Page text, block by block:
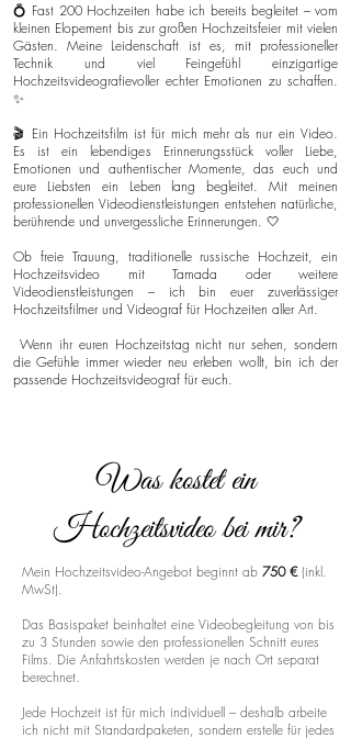
💍 Fast 200 Hochzeiten habe ich bereits begleitet – vom
kleinen Elopement bis zur großen Hochzeitsfeier mit vielen
Gästen. Meine Leidenschaft ist es, mit professioneller
Technik und viel Feingefühl einzigartige
Hochzeitsvideografievoller echter Emotionen zu schaffen.
✨
🎬 Ein Hochzeitsfilm ist für mich mehr als nur ein Video.
Es ist ein lebendiges Erinnerungsstück voller Liebe,
Emotionen und authentischer Momente, das euch und
eure Liebsten ein Leben lang begleitet. Mit meinen
professionellen Videodienstleistungen entstehen natürliche,
berührende und unvergessliche Erinnerungen. 🤍
Ob freie Trauung, traditionelle russische Hochzeit, ein
Hochzeitsvideo mit Tamada oder weitere
Videodienstleistungen – ich bin euer zuverlässiger
Hochzeitsfilmer und Videograf für Hochzeiten aller Art.
Wenn ihr euren Hochzeitstag nicht nur sehen, sondern
die Gefühle immer wieder neu erleben wollt, bin ich der
passende Hochzeitsvideograf für euch.
Was kostet ein
Hochzeitsvideo bei mir?
Mein Hochzeitsvideo-Angebot beginnt ab 750 € (inkl.
MwSt).
Das Basispaket beinhaltet eine Videobegleitung von bis
zu 3 Stunden sowie den professionellen Schnitt eures
Films. Die Anfahrtskosten werden je nach Ort separat
berechnet.
Jede Hochzeit ist für mich individuell – deshalb arbeite
ich nicht mit Standardpaketen, sondern erstelle für jedes